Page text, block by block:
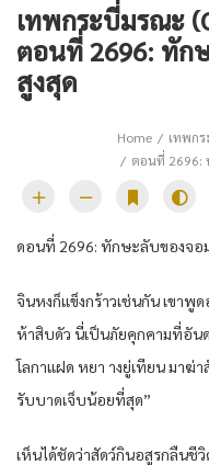
เทพกระบี่มรณะ
ตอนที่ 2696: ทัก
สูงสุด
Home
เทพก
ตอนที่ 2696:
ดอนที่​ 2696: ทักษะ​ลับ​ของ​จอ
จิน​หง​ก็​แข็งกร้าว​เช่นกัน​ เขา​พู
ห้าสิบ​ดัว​ นี่​เป็น​ภัย​คุกคาม​ที่​อันด
โลกา​แฝด​ หยา าง​ยู่​เทียน​ มาฆ่
รับบาดเจ็บ​น้อยที่สุด​”
เห็นได้ชัด​ว่า​สัดว์​กิน​อสูร​กลืน​ชี